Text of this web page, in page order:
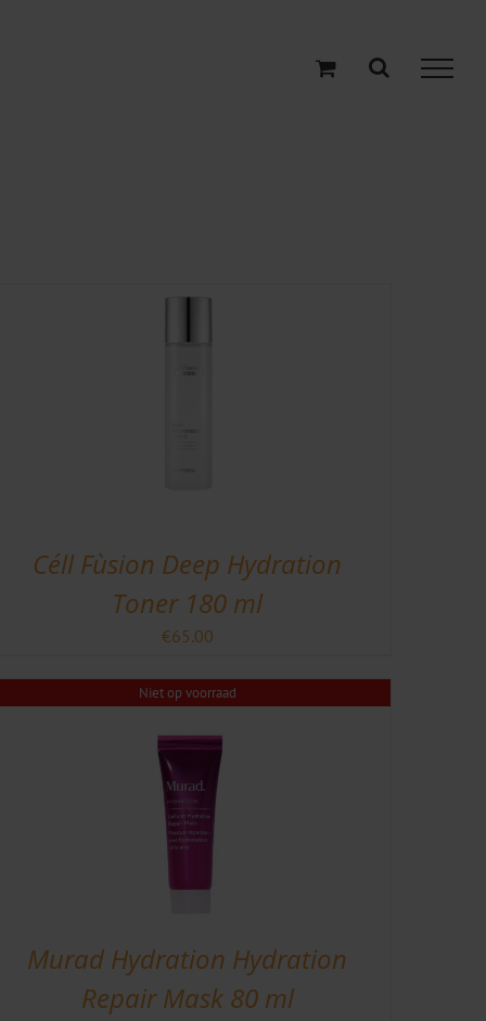
Céll Fùsion Deep Hydration
Toner 180 ml
€65.00
Niet op voorraad
Murad Hydration Hydration
Repair Mask 80 ml